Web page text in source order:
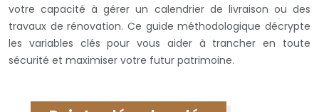
votre capacité à gérer un calendrier de livraison ou des
travaux de rénovation. Ce guide méthodologique décrypte
les variables clés pour vous aider à trancher en toute
sécurité et maximiser votre futur patrimoine.